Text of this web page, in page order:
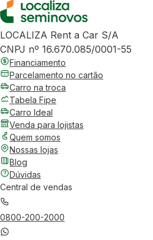
LOCALIZA Rent a Car S/A
CNPJ nº 16.670.085/0001-55
Financiamento
Parcelamento no cartão
Carro na troca
Tabela Fipe
Carro Ideal
Venda para lojistas
Quem somos
Nossas lojas
Blog
Dúvidas
Central de vendas
0800-200-2000